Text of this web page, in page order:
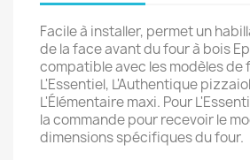
Facile à installer, permet un
de la face avant du four à bois
compatible avec les modèles de
L'Essentiel, L'Authentique
L'Élémentaire maxi. Pour
la commande pour recevoir le
dimensions spécifiques du four.